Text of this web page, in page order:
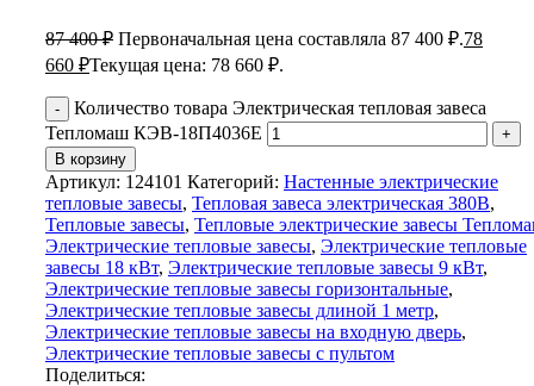
87 400₽ Первоначальная цена составляла 87 400 ₽.78
660 ₽Текущая цена: 78 660 ₽.
Количество товара Электрическая тепловая завеса
Тепломаш КЭВ-18П4036Е
В корзину
Артикул: 124101 Категорий: Настенные электрические
тепловые завесы, Тепловая завеса электрическая 380В,
Тепловые завесы, Тепловые электрические завесы
Электрические тепловые завесы, Электрические тепловые
завесы 18 кВт, Электрические тепловые завесы 9 кВт,
Электрические тепловые завесы горизонтальные,
Электрические тепловые завесы длиной 1 метр,
Электрические тепловые завесы на входную дверь,
Электрические тепловые завесы с пультом
Поделиться: